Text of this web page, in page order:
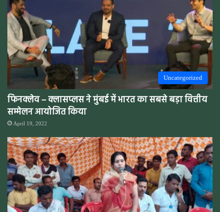
Uncategorized
फिनक्लेव – क्लासप्लस ने मुंबई में भारत का सबसे बड़ा वित्तीय
सम्मेलन आयोजित किया
April 19, 2022